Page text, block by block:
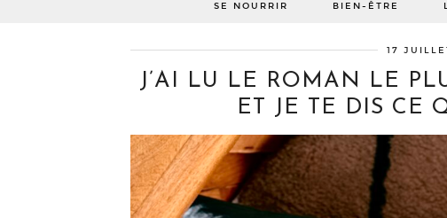
SE NOURRIR BIEN-ÊTRE
17
J’AI LU LE ROMAN LE
ET JE TE DIS CE